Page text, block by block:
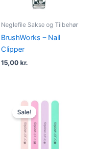
Neglefile Sakse og Tilbehør
BrushWorks – Nail
Clipper
15,00kr.
Sale!
Original
price
was:
35,00 kr..